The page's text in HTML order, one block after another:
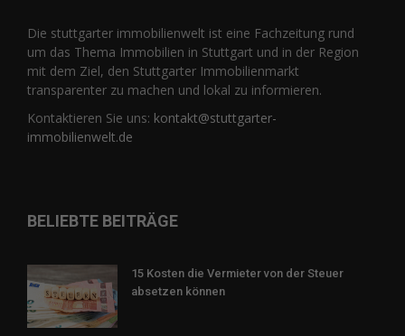
Die stuttgarter immobilienwelt ist eine Fachzeitung rund
um das Thema Immobilien in Stuttgart und in der Region
mit dem Ziel, den Stuttgarter Immobilienmarkt
transparenter zu machen und lokal zu informieren.
Kontaktieren Sie uns: kontakt@stuttgarter-
immobilienwelt.de
BELIEBTE BEITRÄGE
15 Kosten die Vermieter von der Steuer
absetzen können